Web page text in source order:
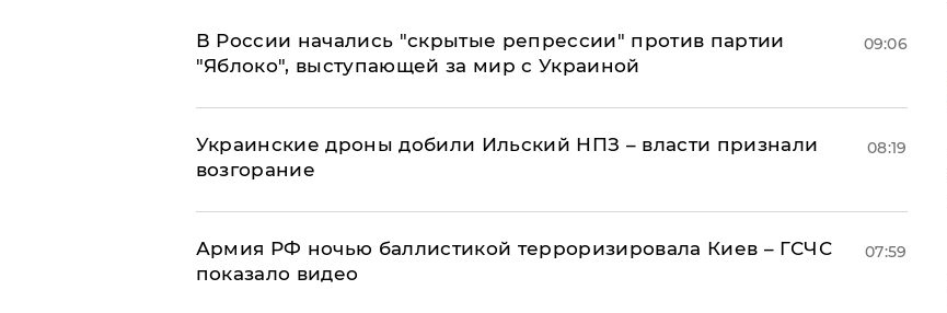
В России начались "скрытые репрессии" против партии
"Яблоко", выступающей за мир с Украиной
09:06
Украинские дроны добили Ильский НПЗ – власти признали
возгорание
08:19
Армия РФ ночью баллистикой терроризировала Киев – ГСЧС
показало видео
07:59